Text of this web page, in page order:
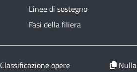
Linee di sostegno
Fasi della filiera
Classificazione opere